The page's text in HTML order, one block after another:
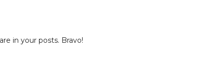
in your posts. Bravo!